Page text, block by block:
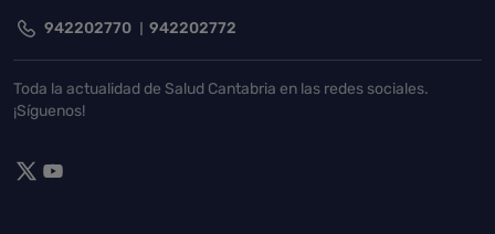
942202770 942202772
Toda la actualidad de Salud Cantabria en las redes sociales.
¡Síguenos!